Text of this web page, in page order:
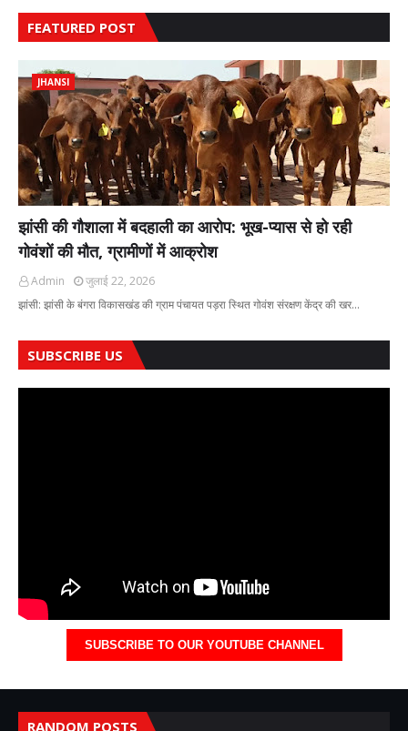
FEATURED POST
JHANSI
झांसी की गौशाला में बदहाली का आरोप: भूख-प्यास से हो रही
गोवंशों की मौत, ग्रामीणों में आक्रोश
Admin
जुलाई 22, 2026
झांसी: झांसी के बंगरा विकासखंड की ग्राम पंचायत पड़रा स्थित गोवंश संरक्षण केंद्र की खर…
SUBSCRIBE US
SUBSCRIBE TO OUR YOUTUBE CHANNEL
RANDOM POSTS